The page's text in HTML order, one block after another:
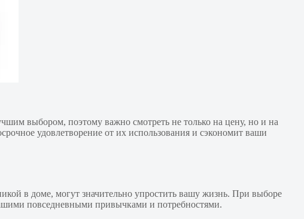
выбором, поэтому важно смотреть не только на цену, но и на
удовлетворение от их использования и сэкономит ваши
в доме, могут значительно упростить вашу жизнь. При выборе
повседневными привычками и потребностями.